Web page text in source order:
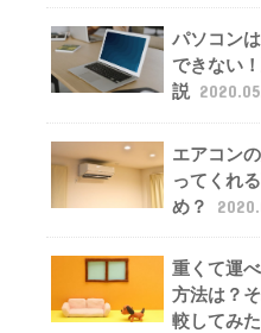
パソコン
できない
説
エアコン
ってくれ
め？
重くて運
方法は？
較してみた